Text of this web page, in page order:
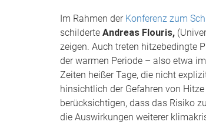
Im Rahmen der Konferenz zum
schilderte Andreas Flouris,
zeigen. Auch treten hitzebedingte
der warmen Periode – also etwa
Zeiten heißer Tage, die nicht
hinsichtlich der Gefahren von
berücksichtigen, dass das Risiko
die Auswirkungen weiterer